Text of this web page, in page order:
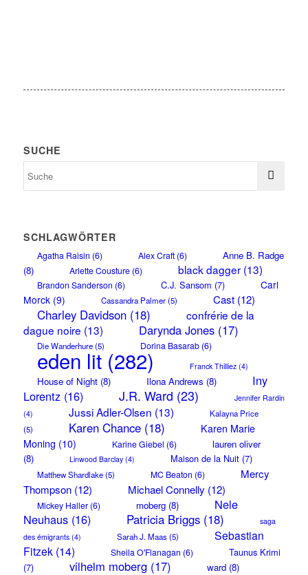
SUCHE
SCHLAGWÖRTER
Agatha Raisin (6) Alex Craft(6)
Anne B. Radge
(8)
Arlette Cousture(6) black dagger(13)
Brandon Sanderson (6) C.J. Sansom (7)
Carl
Morck(9) Cassandra Palmer(5) Cast(12)
Charley Davidson(18)
confrérie de la
dague noire (13) Darynda Jones(17)
Die Wanderhure(5) Dorina Basarab(6)
eden lit(282) Franck Thilliez(4)
House of Night(8) Ilona Andrews (8)
Iny
Lorentz(16) J.R. Ward (23)
Jennifer Rardin
(4)
Jussi Adler-Olsen (13)
Kalayna Price
(5)
Karen Chance(18)
Karen Marie
Moning (10) Karine Giebel (6)
lauren oliver
(8)
Linwood Barclay(4) Maison de la Nuit(7)
Matthew Shardlake(5) MC Beaton (6)
Mercy
Thompson(12) Michael Connelly (12)
Mickey Haller(6) moberg(8)
Nele
Neuhaus(16) Patricia Briggs(18)
saga
des émigrants(4) Sarah J. Maas(5)
Sebastian
Fitzek(14) Sheila O'Flanagan (6)
Taunus Krimi
(7)
vilhelm moberg(17) ward(8)